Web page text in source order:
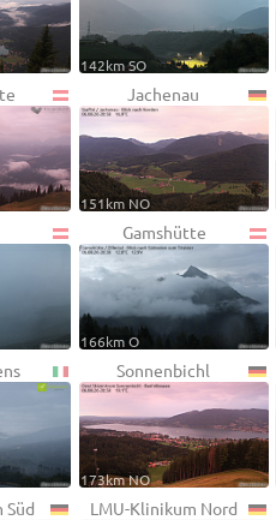
142km SO
Jachenau
151km NO
Gamshütte
166km O
Sonnenbichl
173km NO
Süd LMU-Klinikum Nord